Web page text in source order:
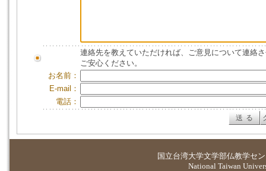
連絡先を教えていただければ、ご意見について連絡
ご安心ください。
お名前：
E-mail：
電話：
国立台湾大学文学部仏教学セ
National Taiwan